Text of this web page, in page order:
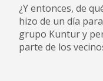
¿Y entonces, de
hizo de un día
grupo Kuntur y
parte de los